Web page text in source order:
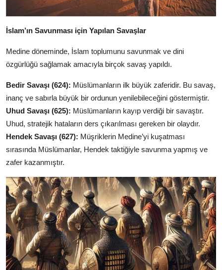
İslam’ın Savunması için Yapılan Savaşlar
Medine döneminde, İslam toplumunu savunmak ve dini
özgürlüğü sağlamak amacıyla birçok savaş yapıldı.
Bedir Savaşı (624): Müslümanların ilk büyük zaferidir. Bu savaş,
inanç ve sabırla büyük bir ordunun yenilebileceğini göstermiştir.
Uhud Savaşı (625): Müslümanların kayıp verdiği bir savaştır.
Uhud, stratejik hataların ders çıkarılması gereken bir olaydır.
Hendek Savaşı (627): Müşriklerin Medine’yi kuşatması
sırasında Müslümanlar, Hendek taktiğiyle savunma yapmış ve
zafer kazanmıştır.